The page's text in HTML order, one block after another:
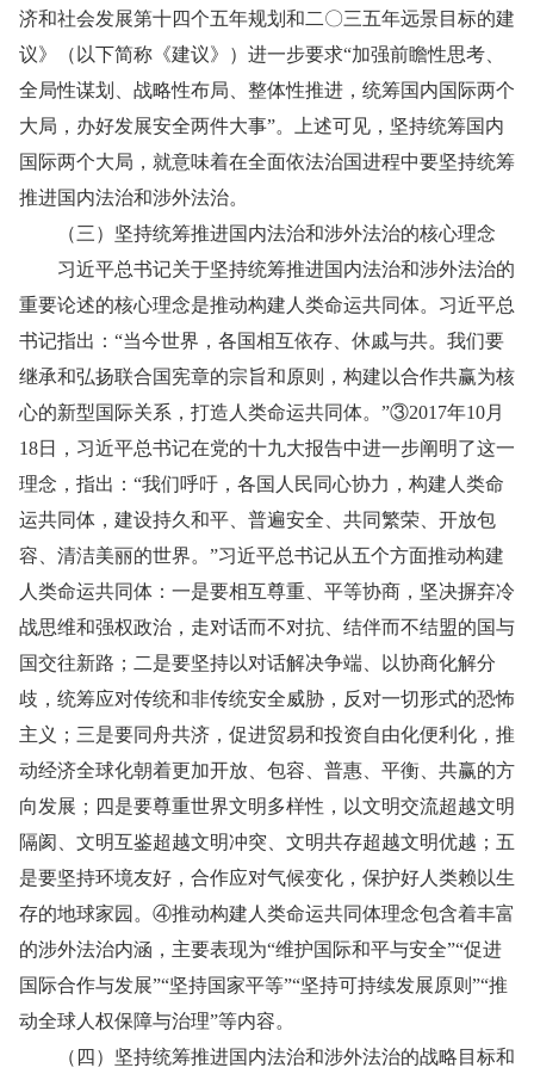
济和社会发展第十四个五年规划和二〇三五年远景目标的建
议》（以下简称《建议》）进一步要求“加强前瞻性思考、
全局性谋划、战略性布局、整体性推进，统筹国内国际两个
大局，办好发展安全两件大事”。上述可见，坚持统筹国内
国际两个大局，就意味着在全面依法治国进程中要坚持统筹
推进国内法治和涉外法治。
（三）坚持统筹推进国内法治和涉外法治的核心理念
习近平总书记关于坚持统筹推进国内法治和涉外法治的
重要论述的核心理念是推动构建人类命运共同体。习近平总
书记指出：“当今世界，各国相互依存、休戚与共。我们要
继承和弘扬联合国宪章的宗旨和原则，构建以合作共赢为核
心的新型国际关系，打造人类命运共同体。”③2017年10月
18日，习近平总书记在党的十九大报告中进一步阐明了这一
理念，指出：“我们呼吁，各国人民同心协力，构建人类命
运共同体，建设持久和平、普遍安全、共同繁荣、开放包
容、清洁美丽的世界。”习近平总书记从五个方面推动构建
人类命运共同体：一是要相互尊重、平等协商，坚决摒弃冷
战思维和强权政治，走对话而不对抗、结伴而不结盟的国与
国交往新路；二是要坚持以对话解决争端、以协商化解分
歧，统筹应对传统和非传统安全威胁，反对一切形式的恐怖
主义；三是要同舟共济，促进贸易和投资自由化便利化，推
动经济全球化朝着更加开放、包容、普惠、平衡、共赢的方
向发展；四是要尊重世界文明多样性，以文明交流超越文明
隔阂、文明互鉴超越文明冲突、文明共存超越文明优越；五
是要坚持环境友好，合作应对气候变化，保护好人类赖以生
存的地球家园。④推动构建人类命运共同体理念包含着丰富
的涉外法治内涵，主要表现为“维护国际和平与安全”“促进
国际合作与发展”“坚持国家平等”“坚持可持续发展原则”“推
动全球人权保障与治理”等内容。
（四）坚持统筹推进国内法治和涉外法治的战略目标和